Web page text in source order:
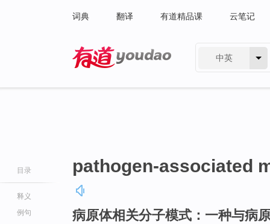
词典 翻译 有道精品课 云笔记
中英
目录
释义
例句
pathogen-associated
病原体相关分子模式：一种与病